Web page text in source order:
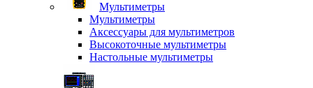
Мультиметры
Мультиметры
Аксессуары для мультиметров
Высокоточные мультиметры
Настольные мультиметры